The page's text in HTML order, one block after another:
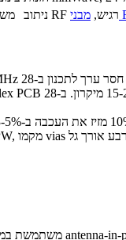
ניתוב RF רגיש,